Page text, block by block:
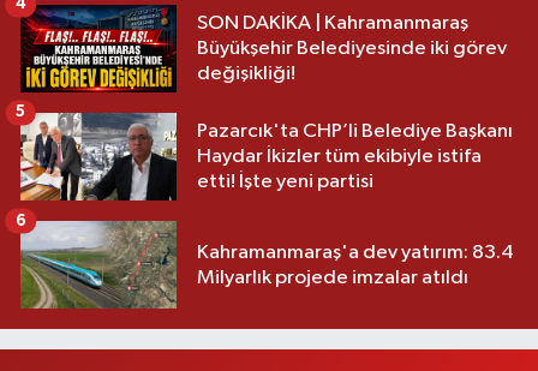
SON DAKİKA | Kahramanmaraş
Büyükşehir Belediyesinde iki görev
değişikliği!
4
Pazarcık'ta CHP’li Belediye Başkanı
Haydar İkizler tüm ekibiyle istifa
etti! İşte yeni partisi
5
Kahramanmaraş'a dev yatırım: 83.4
Milyarlık projede imzalar atıldı
6